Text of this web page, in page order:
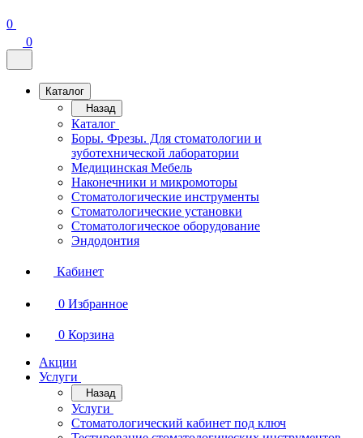
0
0
Каталог
Назад
Каталог
Боры. Фрезы. Для стоматологии и
зуботехнической лаборатории
Медицинская Мебель
Наконечники и микромоторы
Стоматологические инструменты
Стоматологические установки
Стоматологическое оборудование
Эндодонтия
Кабинет
0 Избранное
0 Корзина
Акции
Услуги
Назад
Услуги
Стоматологический кабинет под ключ